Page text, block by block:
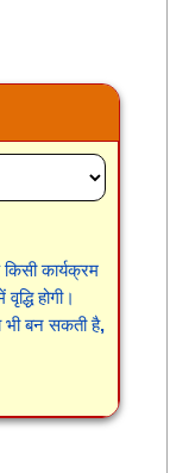
कार्यक्रम
होगी।
भी बन सकती है,